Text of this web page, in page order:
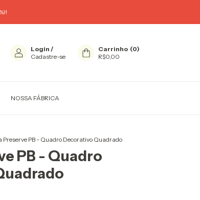
Login /
Cadastre-se
Carrinho (0)
R$0,00
NOSSA FÁBRICA
Preserve PB - Quadro Decorativo Quadrado
PB - Quadro